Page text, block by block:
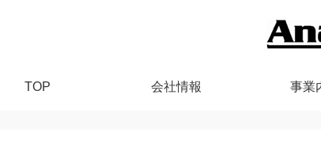
TOP 会社情報 事業